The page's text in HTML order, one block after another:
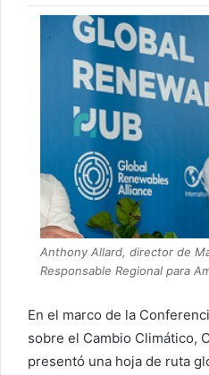
Anthony Allard, director de
Responsable Regional para
En el marco de la
sobre el Cambio Climático,
presentó una hoja de ruta